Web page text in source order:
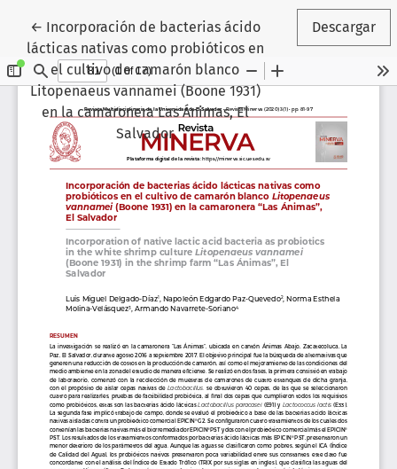
← Volver a los detalles del artículo
Incorporación de bacterias ácido
lácticas nativas como probióticos en
el cultivo de camarón blanco
Litopenaeus vannamei (Boone 1931)
en la camaronera Las Ánimas, El
Salvador
Descargar